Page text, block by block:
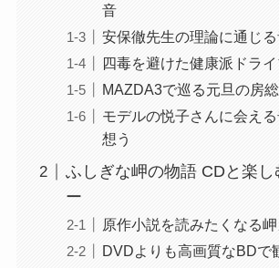
音
安保徹先生の理論に通じ
四毒を避けた健康派ドラ
MAZDA3で巡る元旦の房
モデルの悦子さんに会え
想う
ふしぎな岬の物語 CDと楽
ー
原作小説を読みたくなる
DVDよりも高画質なBDで